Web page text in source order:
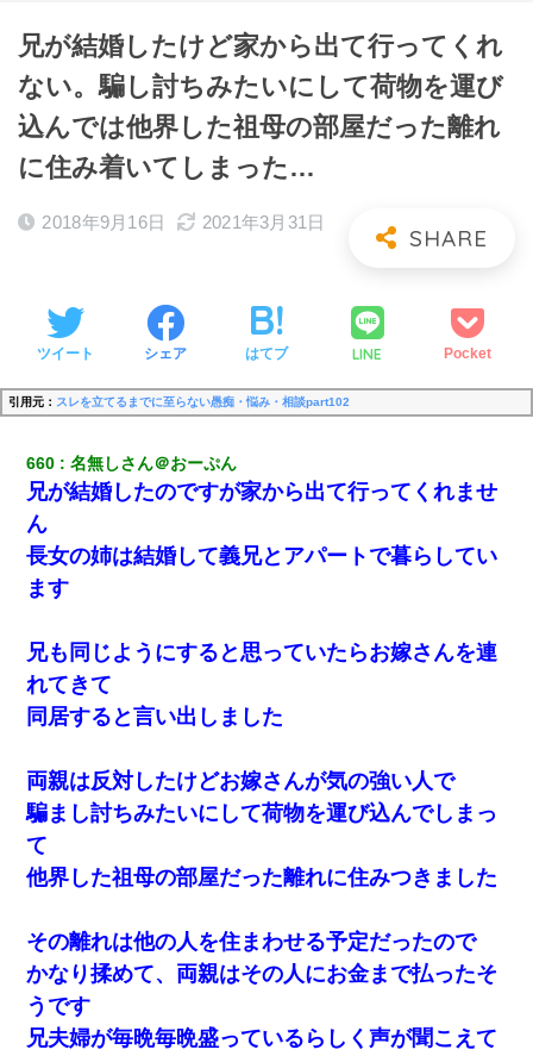
兄が結婚したけど家から出て行ってくれ
ない。騙し討ちみたいにして荷物を運び
込んでは他界した祖母の部屋だった離れ
に住み着いてしまった…
2018年9月16日 2021年3月31日
ツイート シェア はてブ LINE Pocket
引用元： スレを立てるまでに至らない愚痴・悩み・相談part102
660 名無しさん＠おーぷん
兄が結婚したのですが家から出て行ってくれませ
ん
長女の姉は結婚して義兄とアパートで暮らしてい
ます
兄も同じようにすると思っていたらお嫁さんを連
れてきて
同居すると言い出しました
両親は反対したけどお嫁さんが気の強い人で
騙まし討ちみたいにして荷物を運び込んでしまっ
て
他界した祖母の部屋だった離れに住みつきました
その離れは他の人を住まわせる予定だったので
かなり揉めて、両親はその人にお金まで払ったそ
うです
兄夫婦が毎晩毎晩盛っているらしく声が聞こえて